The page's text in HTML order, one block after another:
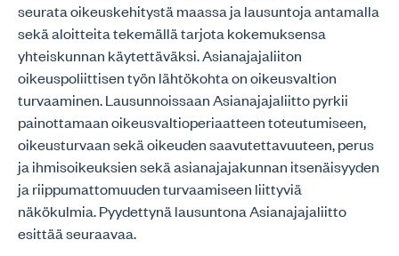
seurata oikeuskehitystä maassa ja lausuntoja antamalla
sekä aloitteita tekemällä tarjota kokemuksensa
yhteiskunnan käytettäväksi. Asianajajaliiton
oikeuspoliittisen työn lähtökohta on oikeusvaltion
turvaaminen. Lausunnoissaan Asianajajaliitto pyrkii
painottamaan oikeusvaltioperiaatteen toteutumiseen,
oikeusturvaan sekä oikeuden saavutettavuuteen, perus
ja ihmisoikeuksien sekä asianajajakunnan itsenäisyyden
ja riippumattomuuden turvaamiseen liittyviä
näkökulmia. Pyydettynä lausuntona Asianajajaliitto
esittää seuraavaa.